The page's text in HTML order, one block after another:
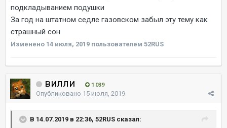
подкладыванием подушки
За год на штатном седле газовском забыл эту тему как
страшный сон
Изменено 14 июля, 2019 пользователем 52RUS
вилли 1 039
Опубликовано 15 июля, 2019
В 14.07.2019 в 22:36, 52RUS сказал: